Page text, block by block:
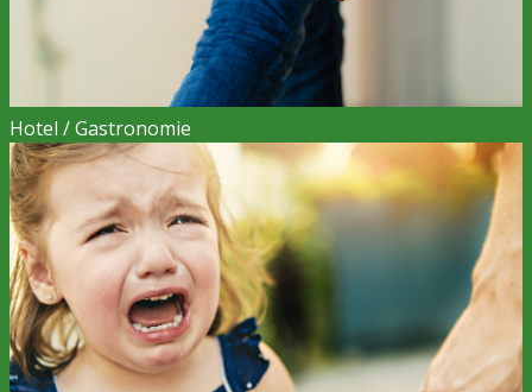
Hotel / Gastronomie